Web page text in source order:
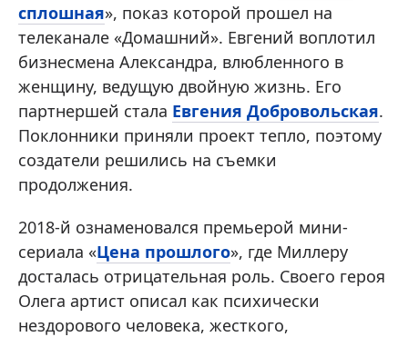
сплошная», показ которой прошел на
телеканале «Домашний». Евгений воплотил
бизнесмена Александра, влюбленного в
женщину, ведущую двойную жизнь. Его
партнершей стала Евгения Добровольская.
Поклонники приняли проект тепло, поэтому
создатели решились на съемки
продолжения.
2018-й ознаменовался премьерой мини-
сериала «Цена прошлого», где Миллеру
досталась отрицательная роль. Своего героя
Олега артист описал как психически
нездорового человека, жесткого,